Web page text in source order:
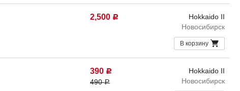
2,500 Р
Hokkaido II
Новосибирск
В корзину
390 Р
490Р
Hokkaido II
Новосибирск